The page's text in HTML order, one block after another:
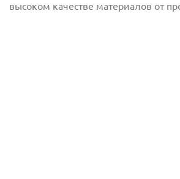
сполитикой
высоком качестве материалов от